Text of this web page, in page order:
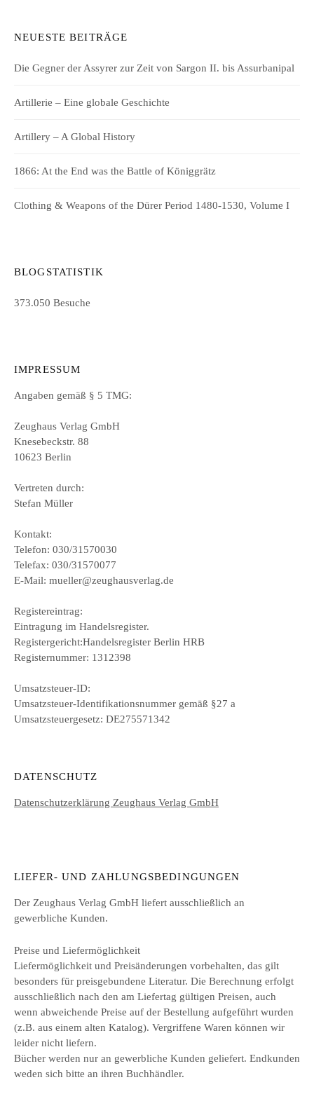
NEUESTE BEITRÄGE
Die Gegner der Assyrer zur Zeit von Sargon II. bis Assurbanipal
Artillerie – Eine globale Geschichte
Artillery – A Global History
1866: At the End was the Battle of Königgrätz
Clothing & Weapons of the Dürer Period 1480-1530, Volume I
BLOGSTATISTIK
373.050 Besuche
IMPRESSUM
Angaben gemäß § 5 TMG:
Zeughaus Verlag GmbH
Knesebeckstr. 88
10623 Berlin
Vertreten durch:
Stefan Müller
Kontakt:
Telefon: 030/31570030
Telefax: 030/31570077
E-Mail: mueller@zeughausverlag.de
Registereintrag:
Eintragung im Handelsregister.
Registergericht:Handelsregister Berlin HRB
Registernummer: 1312398
Umsatzsteuer-ID:
Umsatzsteuer-Identifikationsnummer gemäß §27 a
Umsatzsteuergesetz: DE275571342
DATENSCHUTZ
Datenschutzerklärung Zeughaus Verlag GmbH
LIEFER- UND ZAHLUNGSBEDINGUNGEN
Der Zeughaus Verlag GmbH liefert ausschließlich an
gewerbliche Kunden.
Preise und Liefermöglichkeit
Liefermöglichkeit und Preisänderungen vorbehalten, das gilt
besonders für preisgebundene Literatur. Die Berechnung erfolgt
ausschließlich nach den am Liefertag gültigen Preisen, auch
wenn abweichende Preise auf der Bestellung aufgeführt wurden
(z.B. aus einem alten Katalog). Vergriffene Waren können wir
leider nicht liefern.
Bücher werden nur an gewerbliche Kunden geliefert. Endkunden
weden sich bitte an ihren Buchhändler.